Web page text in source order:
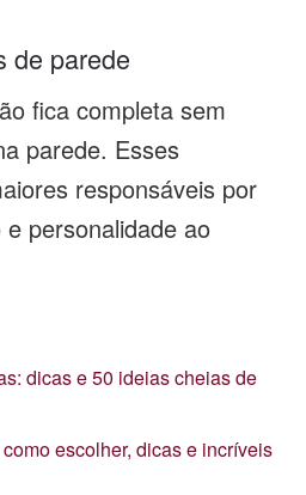
de parede
fica completa sem
parede. Esses
responsáveis por
personalidade ao
dicas e 50 ideias cheias de
escolher, dicas e incríveis